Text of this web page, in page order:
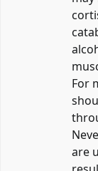
For
are